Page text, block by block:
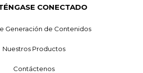
CONECTADO
Generación de Contenidos
Nuestros Productos
Contáctenos